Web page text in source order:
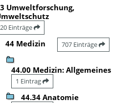
Umweltforschung,
20 Einträge
44 Medizin 707 Einträge
44.00 Medizin: Allgemeines
1 Eintrag
44.34 Anatomie